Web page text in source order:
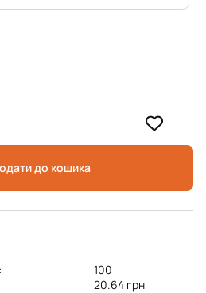
до кошика
100
20.64 грн